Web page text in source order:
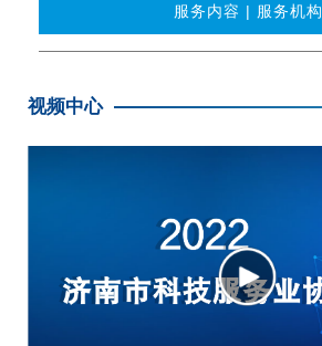
服务内容 | 服务机构
视频中心